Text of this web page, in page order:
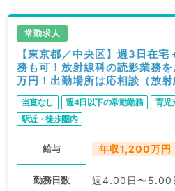
常勤求人
【東京都／中央区】週3日在
務も可！放射線科の読影業務
万円！出勤場所は応相談（放射
当直なし 週4日以下の常勤勤務
育児
駅近・徒歩圏内
給与 年収1,200万円
勤務日数 週4.00日〜5.00